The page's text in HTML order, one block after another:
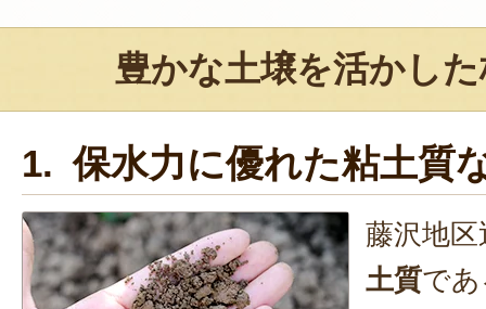
豊かな土壌を活かし
1. 保水力に優れた粘土質
藤沢地
土質で